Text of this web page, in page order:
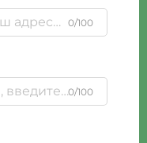
0/100
0/100